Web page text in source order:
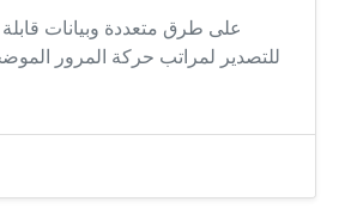
للتصدير لمراتب حركة المرور